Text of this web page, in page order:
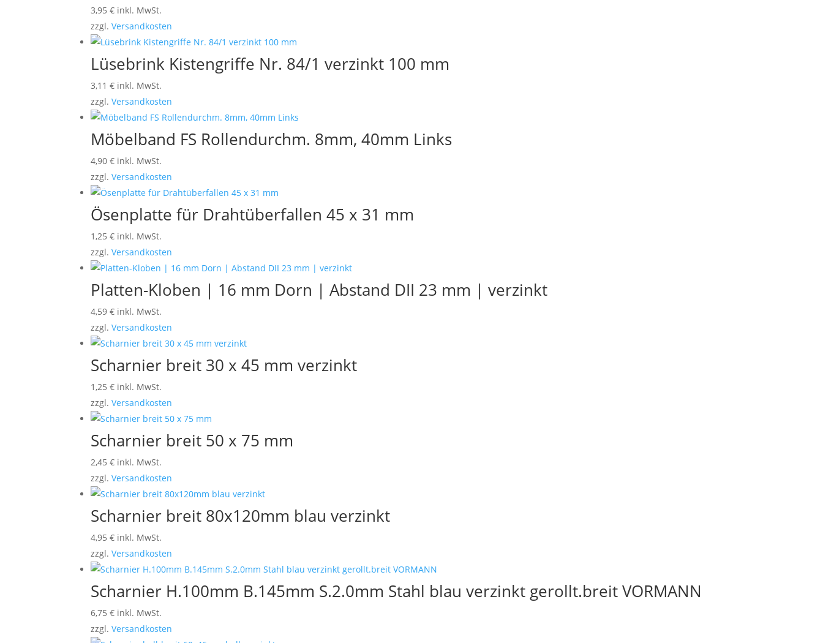
3,95€ inkl. MwSt.
zzgl.Versandkosten
Lüsebrink Kistengriffe Nr. 84/1 verzinkt 100 mm
3,11€ inkl. MwSt.
zzgl.Versandkosten
Möbelband FS Rollendurchm. 8mm, 40mm Links
4,90€ inkl. MwSt.
zzgl.Versandkosten
Ösenplatte für Drahtüberfallen 45 x 31 mm
1,25€ inkl. MwSt.
zzgl.Versandkosten
Platten-Kloben | 16 mm Dorn | Abstand DII 23 mm | verzinkt
4,59€ inkl. MwSt.
zzgl.Versandkosten
Scharnier breit 30 x 45 mm verzinkt
1,25€ inkl. MwSt.
zzgl.Versandkosten
Scharnier breit 50 x 75 mm
2,45€ inkl. MwSt.
zzgl.Versandkosten
Scharnier breit 80x120mm blau verzinkt
4,95€ inkl. MwSt.
zzgl.Versandkosten
Scharnier H.100mm B.145mm S.2.0mm Stahl blau verzinkt gerollt.breit VORMANN
6,75€ inkl. MwSt.
zzgl.Versandkosten